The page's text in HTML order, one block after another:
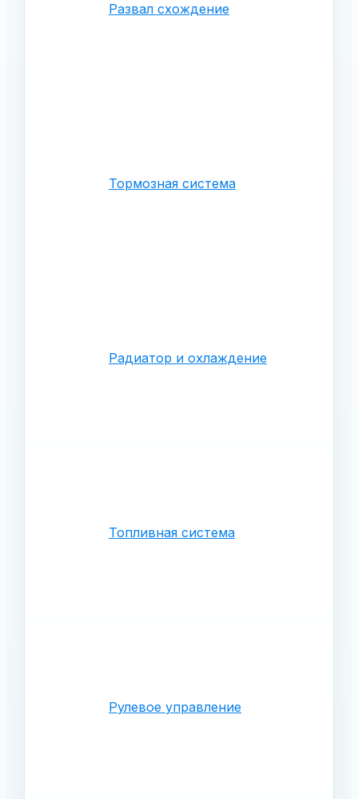
Развал схождение
Тормозная система
Радиатор и охлаждение
Топливная система
Рулевое управление